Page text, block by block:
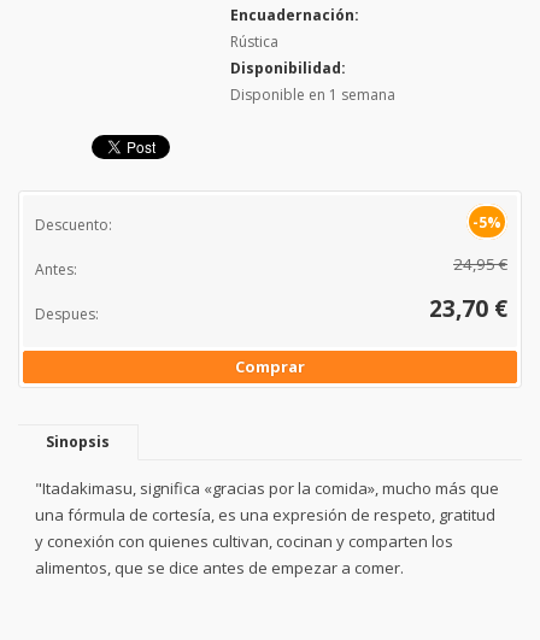
Encuadernación:
Rústica
Disponibilidad:
Disponible en 1 semana
Descuento: -5%
Antes: 24,95 €
Despues: 23,70 €
Comprar
Sinopsis
"Itadakimasu, significa «gracias por la comida», mucho más que
una fórmula de cortesía, es una expresión de respeto, gratitud
y conexión con quienes cultivan, cocinan y comparten los
alimentos, que se dice antes de empezar a comer.